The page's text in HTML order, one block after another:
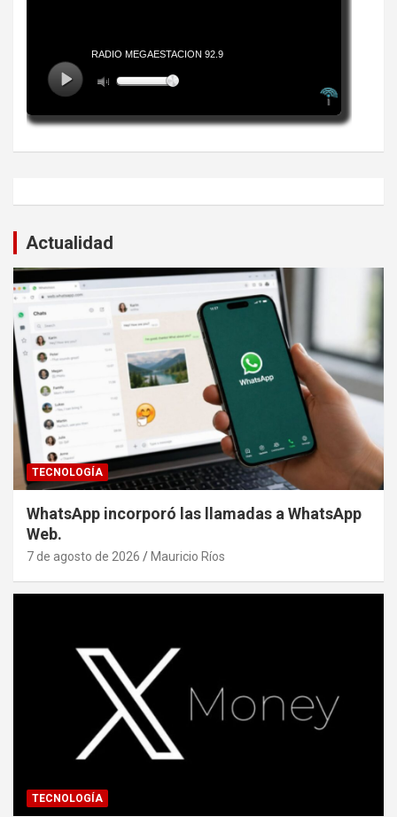
Actualidad
TECNOLOGÍA
WhatsApp incorporó las llamadas a WhatsApp
Web.
7 de agosto de 2026 Mauricio Ríos
TECNOLOGÍA